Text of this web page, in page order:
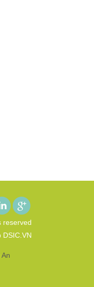
reserved
DSIC.VN